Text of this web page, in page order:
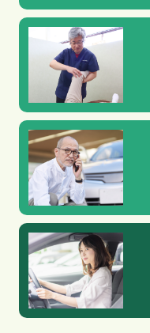
もし交通事故に遭ったら？